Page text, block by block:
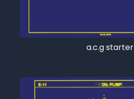
a.c.g starter